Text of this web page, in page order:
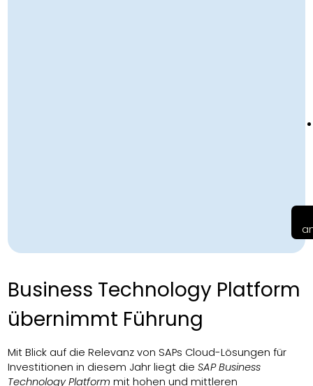
Business Technology Platform
übernimmt Führung
Mit Blick auf die Relevanz von SAPs Cloud-Lösungen für
Investitionen in diesem Jahr liegt dieSAP Business
Technology Platform mit hohen und mittleren